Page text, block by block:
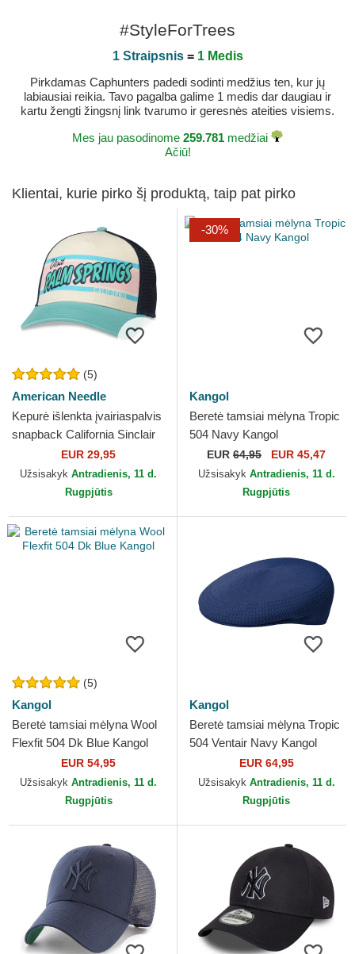
#StyleForTrees
1 Straipsnis= 1 Medis
Pirkdamas Caphunters padedi sodinti medžius ten, kur jų
labiausiai reikia. Tavo pagalba galime 1 medis dar daugiau ir
kartu žengti žingsnį link tvarumo ir geresnės ateities visiems.
Mes jau pasodinome 259.781 medžiai
Ačiū!
Klientai, kurie pirko šį produktą, taip pat pirko
(5)
American Needle
Kepurė išlenkta įvairiaspalvis
snapback California Sinclair
American Needle
EUR 29,95
Užsisakyk Antradienis, 11 d.
Rugpjūtis
-30%
Kangol
Beretė tamsiai mėlyna Tropic
504 Navy Kangol
EUR 64,95 EUR 45,47
Užsisakyk Antradienis, 11 d.
Rugpjūtis
(5)
Kangol
Beretė tamsiai mėlyna Wool
Flexfit 504 Dk Blue Kangol
EUR 54,95
Užsisakyk Antradienis, 11 d.
Rugpjūtis
Kangol
Beretė tamsiai mėlyna Tropic
504 Ventair Navy Kangol
EUR 64,95
Užsisakyk Antradienis, 11 d.
Rugpjūtis